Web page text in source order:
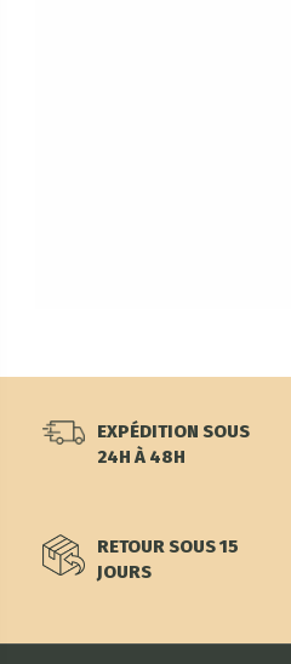
EXPÉDITION SOUS
24H À 48H
RETOUR SOUS 15
JOURS